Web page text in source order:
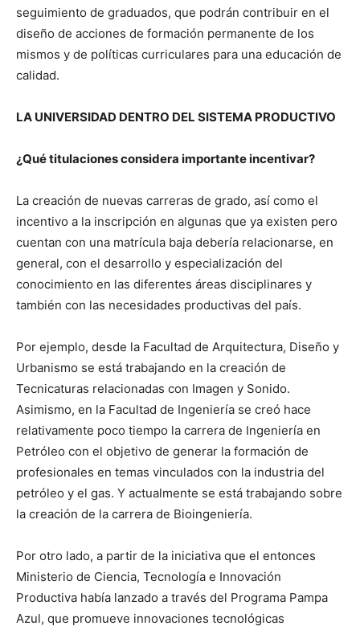
seguimiento de graduados, que podrán contribuir en el
diseño de acciones de formación permanente de los
mismos y de políticas curriculares para una educación de
calidad.
LA UNIVERSIDAD DENTRO DEL SISTEMA PRODUCTIVO
¿Qué titulaciones considera importante incentivar?
La creación de nuevas carreras de grado, así como el
incentivo a la inscripción en algunas que ya existen pero
cuentan con una matrícula baja debería relacionarse, en
general, con el desarrollo y especialización del
conocimiento en las diferentes áreas disciplinares y
también con las necesidades productivas del país.
Por ejemplo, desde la Facultad de Arquitectura, Diseño y
Urbanismo se está trabajando en la creación de
Tecnicaturas relacionadas con Imagen y Sonido.
Asimismo, en la Facultad de Ingeniería se creó hace
relativamente poco tiempo la carrera de Ingeniería en
Petróleo con el objetivo de generar la formación de
profesionales en temas vinculados con la industria del
petróleo y el gas. Y actualmente se está trabajando sobre
la creación de la carrera de Bioingeniería.
Por otro lado, a partir de la iniciativa que el entonces
Ministerio de Ciencia, Tecnología e Innovación
Productiva había lanzado a través del Programa Pampa
Azul, que promueve innovaciones tecnológicas